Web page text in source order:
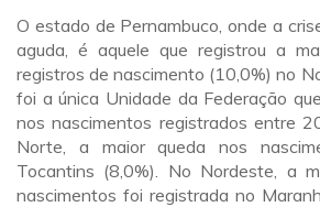
O estado de Pernambuco, onde a
aguda, é aquele que registrou a
registros de nascimento (10,0%) no
foi a única Unidade da Federação
nos nascimentos registrados entre
Norte, a maior queda nos
Tocantins (8,0%). No Nordeste, a
nascimentos foi registrada no